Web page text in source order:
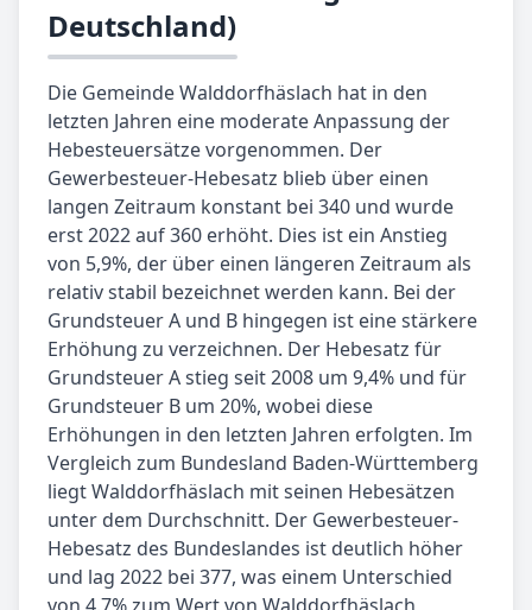
Deutschland)
Die Gemeinde Walddorfhäslach hat in den
letzten Jahren eine moderate Anpassung der
Hebesteuersätze vorgenommen. Der
Gewerbesteuer-Hebesatz blieb über einen
langen Zeitraum konstant bei 340 und wurde
erst 2022 auf 360 erhöht. Dies ist ein Anstieg
von 5,9%, der über einen längeren Zeitraum als
relativ stabil bezeichnet werden kann. Bei der
Grundsteuer A und B hingegen ist eine stärkere
Erhöhung zu verzeichnen. Der Hebesatz für
Grundsteuer A stieg seit 2008 um 9,4% und für
Grundsteuer B um 20%, wobei diese
Erhöhungen in den letzten Jahren erfolgten. Im
Vergleich zum Bundesland Baden-Württemberg
liegt Walddorfhäslach mit seinen Hebesätzen
unter dem Durchschnitt. Der Gewerbesteuer-
Hebesatz des Bundeslandes ist deutlich höher
und lag 2022 bei 377, was einem Unterschied